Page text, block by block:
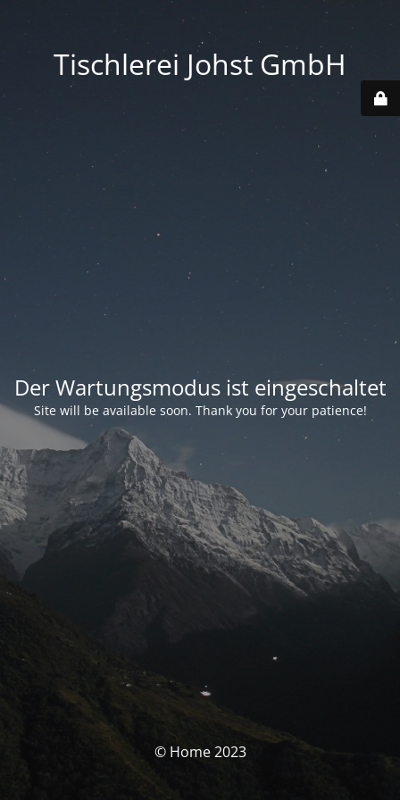
Tischlerei Johst GmbH
Der Wartungsmodus ist eingeschaltet
Site will be available soon. Thank you for your patience!
© Home 2023